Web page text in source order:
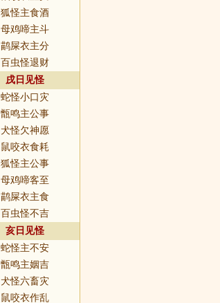
狐怪主食酒
母鸡啼主斗
鹋屎衣主分
百虫怪退财
戌日见怪
蛇怪小口灾
甑鸣主公事
犬怪欠神愿
鼠咬衣食耗
狐怪主公事
母鸡啼客至
鹋屎衣主食
百虫怪不吉
亥日见怪
蛇怪主不安
甑鸣主姻吉
犬怪六畜灾
鼠咬衣作乱